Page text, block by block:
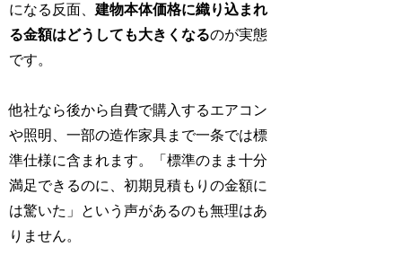
になる反面、建物本体価格に織り込まれ
る金額はどうしても大きくなるのが実態
です。
他社なら後から自費で購入するエアコン
や照明、一部の造作家具まで一条では標
準仕様に含まれます。「標準のまま十分
満足できるのに、初期見積もりの金額に
は驚いた」という声があるのも無理はあ
りません。